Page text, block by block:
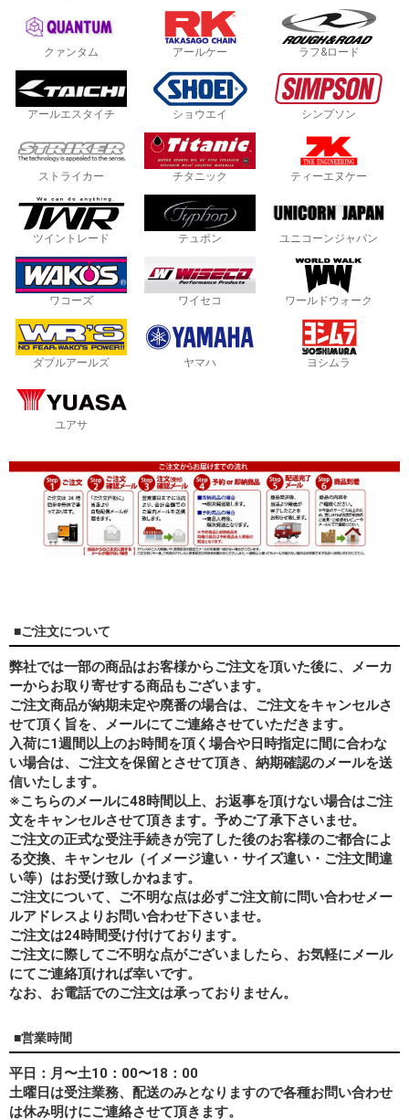
クァンタム アールケー ラフ&ロード
アールエスタイチ ショウエイ シンプソン
ストライカー チタニック ティーエヌケー
ツイントレード テュポン ユニコーンジャパン
ワコーズ ワイセコ ワールドウォーク
ダブルアールズ ヤマハ ヨシムラ
ユアサ
■ご注文について
弊社では一部の商品はお客様からご注文を頂いた後に、メーカ
ーからお取り寄せする商品もございます。
ご注文商品が納期未定や廃番の場合は、ご注文をキャンセルさ
せて頂く旨を、メールにてご連絡させていただきます。
入荷に1週間以上のお時間を頂く場合や日時指定に間に合わな
い場合は、ご注文を保留とさせて頂き、納期確認のメールを送
信いたします。
※こちらのメールに48時間以上、お返事を頂けない場合はご注
文をキャンセルさせて頂きます。予めご了承下さいませ。
ご注文の正式な受注手続きが完了した後のお客様のご都合によ
る交換、キャンセル（イメージ違い・サイズ違い・ご注文間違
い等）はお受け致しかねます。
ご注文について、ご不明な点は必ずご注文前に問い合わせメー
ルアドレスよりお問い合わせ下さいませ。
ご注文は24時間受け付けております。
ご注文に際してご不明な点がございましたら、お気軽にメール
にてご連絡頂ければ幸いです。
なお、 お電話でのご注文は承っておりません。
■営業時間
平日：月〜土10：00〜18：00
土曜日は受注業務、配送のみとなりますので各種お問い合わせ
は休み明けにご連絡させて頂きます。